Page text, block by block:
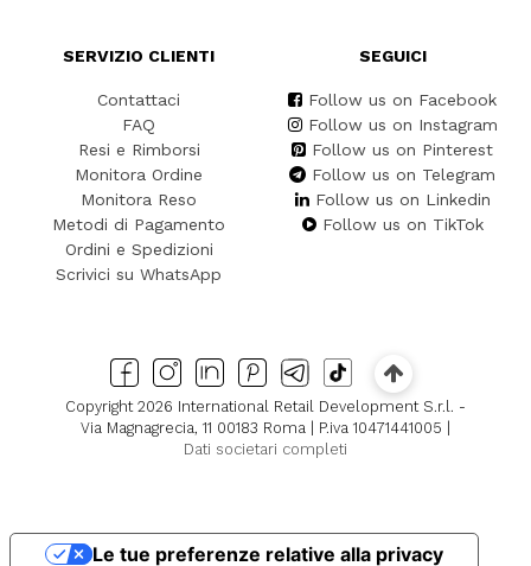
SERVIZIO CLIENTI
Contattaci
FAQ
Resi e Rimborsi
Monitora Ordine
Monitora Reso
Metodi di Pagamento
Ordini e Spedizioni
Scrivici su WhatsApp
SEGUICI
Follow us on Facebook
Follow us on Instagram
Follow us on Pinterest
Follow us on Telegram
Follow us on Linkedin
Follow us on TikTok
Copyright 2026 International Retail Development S.r.l. -
Via Magnagrecia, 11 00183 Roma | P.iva 10471441005 |
Dati societari completi
Le tue preferenze relative alla privacy